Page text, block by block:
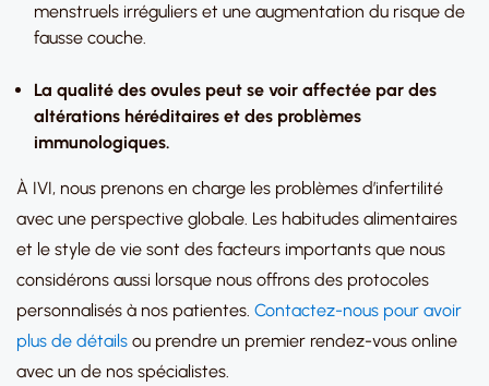
menstruels irréguliers et une augmentation du risque de
fausse couche.
La qualité des ovules peut se voir affectée par des
altérations héréditaires et des problèmes
immunologiques.
À IVI, nous prenons en charge les problèmes d’infertilité
avec une perspective globale. Les habitudes alimentaires
et le style de vie sont des facteurs importants que nous
considérons aussi lorsque nous offrons des protocoles
personnalisés à nos patientes. Contactez-nous pour avoir
plus de détails ou prendre un premier rendez-vous online
avec un de nos spécialistes.